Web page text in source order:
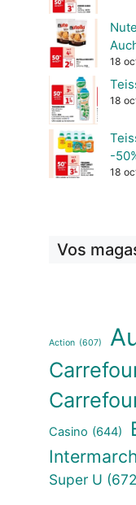
18
18
-
18
Vos
Action (607)
Casino (644)
Super U